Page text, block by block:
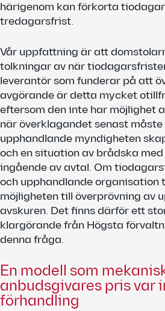
härigenom kan förkorta
tredagarsfrist.
Vår uppfattning är att
tolkningar av när
leverantör som funderar på att
avgörande är detta mycket
eftersom den inte har möjlighet
när överklagandet senast måste
upphandlande myndigheten
och en situation av brådska
ingående av avtal. Om
och upphandlande organisation
möjligheten till överprövning av
avskuren. Det finns därför ett
klargörande från Högsta
denna fråga.
En modell som
anbudsgivares pris var
förhandling